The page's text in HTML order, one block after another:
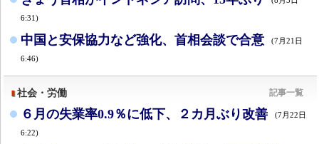
6:31)
中国と安保協力など強化、首相会談で合意 (7月21日
6:46)
社会・労働 記事一覧
６月の失業率0.9％に低下、２カ月ぶり改善 (7月22日
6:22)